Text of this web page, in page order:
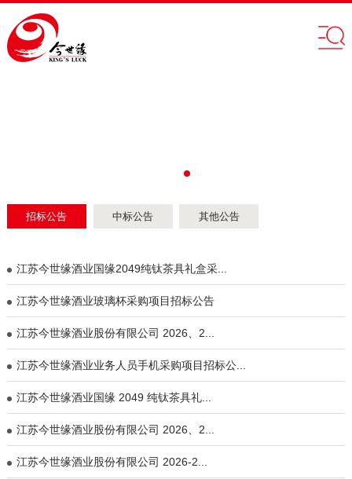
招标公告 中标公告 其他公告
江苏今世缘酒业国缘2049纯钛茶具礼盒采...
江苏今世缘酒业玻璃杯采购项目招标公告
江苏今世缘酒业股份有限公司 2026、2...
江苏今世缘酒业业务人员手机采购项目招标公...
江苏今世缘酒业国缘 2049 纯钛茶具礼...
江苏今世缘酒业股份有限公司 2026、2...
江苏今世缘酒业股份有限公司 2026-2...